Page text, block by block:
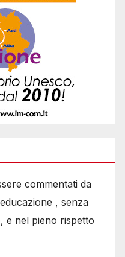
commentati da
, senza
e nel pieno rispetto